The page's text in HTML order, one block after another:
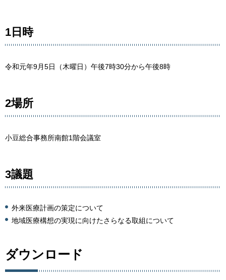
1日時
令和元年9月5日（木曜日）午後7時30分から午後8時
2場所
小豆総合事務所南館1階会議室
3議題
外来医療計画の策定について
地域医療構想の実現に向けたさらなる取組について
ダウンロード